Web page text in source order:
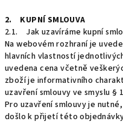
2. KUPNÍ SMLOUVA
2.1. Jak uzavíráme kupní
Na webovém rozhraní je
hlavních vlastností
uvedena cena včetně
zboží je informativního
uzavření smlouvy ve smyslu §
Pro uzavření smlouvy je
došlo k přijetí této